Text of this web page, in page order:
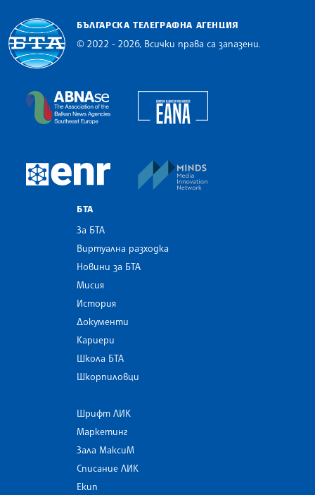
БЪЛГАРСКА ТЕЛЕГРАФНА АГЕНЦИЯ
© 2022 - 2026, Всички права са запазени.
The Assocoation of the Balkan News Agencies
European Newsroom
БТА
За БТА
Виртуална разходка
Новини за БТА
Мисия
История
Документи
Кариери
Школа БТА
Шкорпиловци
Шрифт ЛИК
Маркетинг
Зала МаксиМ
Списание ЛИК
Екип